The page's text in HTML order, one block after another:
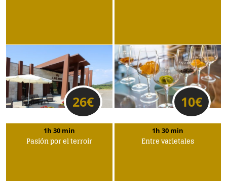
26€ 10€
1h 30 min
Pasión por el terroir
1h 30 min
Entre varietales